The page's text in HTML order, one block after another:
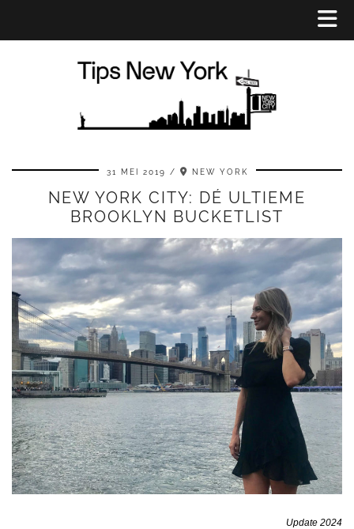
31 MEI 2019 NEW YORK
NEW YORK CITY: DÉ ULTIEME
BROOKLYN BUCKETLIST
Update 2024